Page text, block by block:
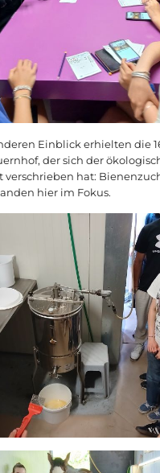
Einblick erhielten die
der sich der
verschrieben hat:
hier im Fokus.